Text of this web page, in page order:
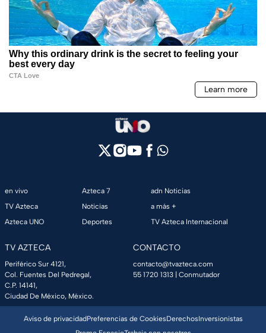
en vivo
TV Azteca
Azteca UNO
Azteca 7
Noticias
Deportes
adn Noticias
a más +
TV Azteca Internacional
TV AZTECA
Periférico Sur 4121,
Col. Fuentes Del Pedregal,
C.P. 14141,
Ciudad De México, México.
CONTACTO
contacto@tvazteca.com
55 1720 1313 | Conmutador
Aviso de privacidadPreferencias de CookiesDerechosInversionistas